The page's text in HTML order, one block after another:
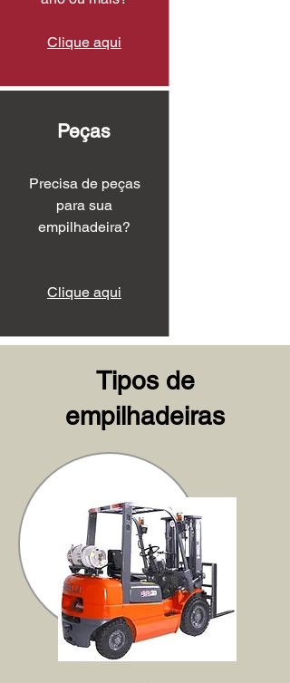
Clique aqui
Peças
Precisa de peças
para sua
empilhadeira?
Clique aqui
Tipos de
empilhadeiras